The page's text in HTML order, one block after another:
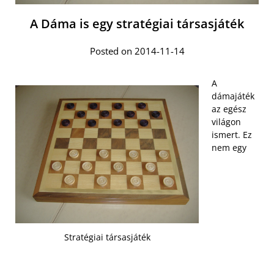
A Dáma is egy stratégiai társasjáték
Posted on 2014-11-14
Stratégiai társasjáték
A
dámajáték
az egész
világon
ismert. Ez
nem egy